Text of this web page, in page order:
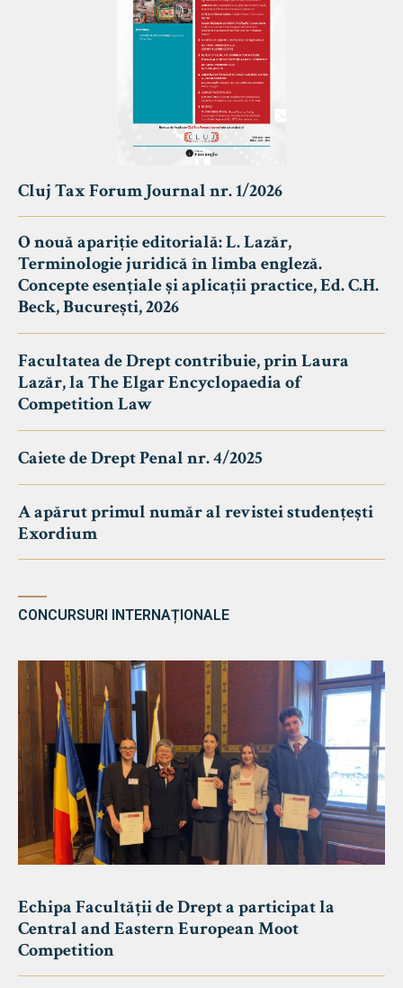
Cluj Tax Forum Journal nr. 1/2026
O nouă apariție editorială: L. Lazăr,
Terminologie juridică în limba engleză.
Concepte esențiale și aplicații practice, Ed. C.H.
Beck, București, 2026
Facultatea de Drept contribuie, prin Laura
Lazăr, la The Elgar Encyclopaedia of
Competition Law
Caiete de Drept Penal nr. 4/2025
A apărut primul număr al revistei studențești
Exordium
CONCURSURI INTERNAȚIONALE
Echipa Facultății de Drept a participat la
Central and Eastern European Moot
Competition